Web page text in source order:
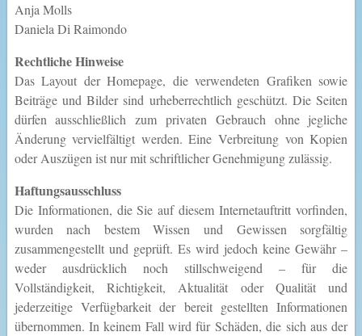
Anja Molls
Daniela Di Raimondo
Rechtliche Hinweise
Das Layout der Homepage, die verwendeten Grafiken sowie
Beiträge und Bilder sind urheberrechtlich geschützt. Die Seiten
dürfen ausschließlich zum privaten Gebrauch ohne jegliche
Änderung vervielfältigt werden. Eine Verbreitung von Kopien
oder Auszügen ist nur mit schriftlicher Genehmigung zulässig.
Haftungsausschluss
Die Informationen, die Sie auf diesem Internetauftritt vorfinden,
wurden nach bestem Wissen und Gewissen sorgfältig
zusammengestellt und geprüft. Es wird jedoch keine Gewähr –
weder ausdrücklich noch stillschweigend – für die
Vollständigkeit, Richtigkeit, Aktualität oder Qualität und
jederzeitige Verfügbarkeit der bereit gestellten Informationen
übernommen. In keinem Fall wird für Schäden, die sich aus der